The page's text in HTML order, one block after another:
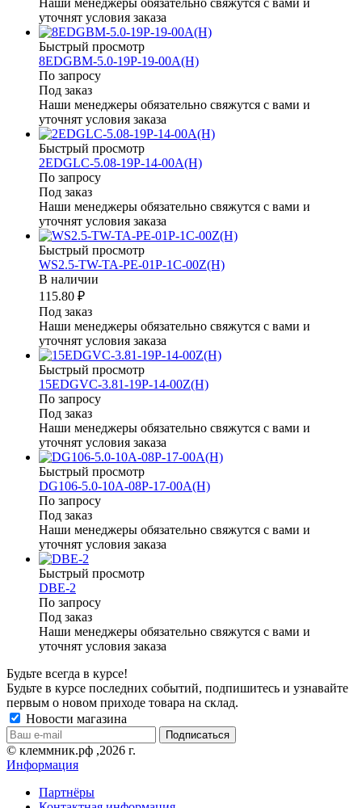
уточнят условия заказа
Быстрый просмотр
8EDGBM-5.0-19P-19-00A(H)
По запросу
Под заказ
Наши менеджеры обязательно свяжутся с вами и
уточнят условия заказа
Быстрый просмотр
2EDGLC-5.08-19P-14-00A(H)
По запросу
Под заказ
Наши менеджеры обязательно свяжутся с вами и
уточнят условия заказа
Быстрый просмотр
WS2.5-TW-TA-PE-01P-1C-00Z(H)
В наличии
115.80 ₽
Под заказ
Наши менеджеры обязательно свяжутся с вами и
уточнят условия заказа
Быстрый просмотр
15EDGVC-3.81-19P-14-00Z(H)
По запросу
Под заказ
Наши менеджеры обязательно свяжутся с вами и
уточнят условия заказа
Быстрый просмотр
DG106-5.0-10A-08P-17-00A(H)
По запросу
Под заказ
Наши менеджеры обязательно свяжутся с вами и
уточнят условия заказа
Быстрый просмотр
DBE-2
По запросу
Под заказ
Наши менеджеры обязательно свяжутся с вами и
уточнят условия заказа
Будьте всегда в курсе!
Будьте в курсе последних событий, подпишитесь и узнавайте
первым о новом приходе товара на склад.
Новости магазина
© клеммник.рф ,2026 г.
Информация
Партнёры